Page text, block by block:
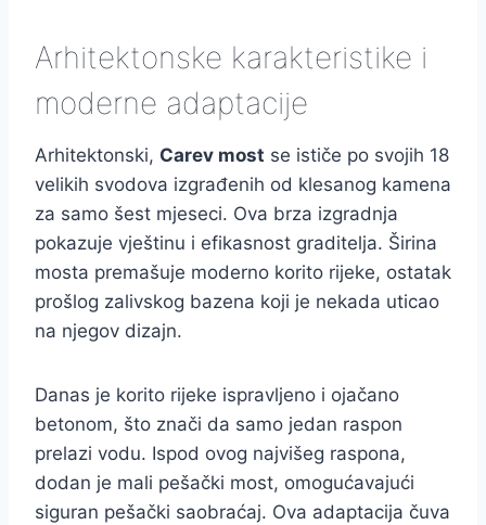
Arhitektonske karakteristike i
moderne adaptacije
Arhitektonski, Carev most se ističe po svojih 18
velikih svodova izgrađenih od klesanog kamena
za samo šest mjeseci. Ova brza izgradnja
pokazuje vještinu i efikasnost graditelja. Širina
mosta premašuje moderno korito rijeke, ostatak
prošlog zalivskog bazena koji je nekada uticao
na njegov dizajn.
Danas je korito rijeke ispravljeno i ojačano
betonom, što znači da samo jedan raspon
prelazi vodu. Ispod ovog najvišeg raspona,
dodan je mali pešački most, omogućavajući
siguran pešački saobraćaj. Ova adaptacija čuva